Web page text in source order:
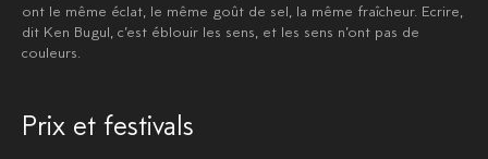
ont le même éclat, le même goût de sel, la même fraîcheur. Ecrire,
dit Ken Bugul, c’est éblouir les sens, et les sens n’ont pas de
couleurs.
Prix et festivals